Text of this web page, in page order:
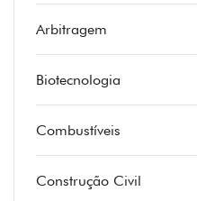
Arbitragem
Biotecnologia
Combustíveis
Construção Civil